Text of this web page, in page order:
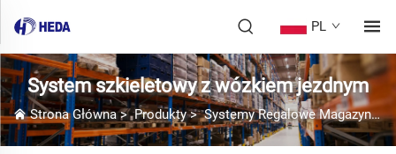
PL
System szkieletowy z wózkiem jezdnym
Strona Główna>Produkty>Systemy Regalowe Magazynowe